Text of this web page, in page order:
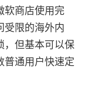
软商店使用完
受限的海外内
，但基本可以保
普通用户快速定